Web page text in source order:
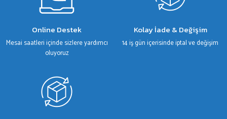
Online Destek
Mesai saatleri içinde sizlere yardımcı
oluyoruz
Kolay İade & Değişim
14 iş gün içerisinde iptal ve değişim